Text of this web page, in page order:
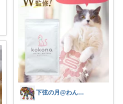
下弦の月@わんにゃん日和